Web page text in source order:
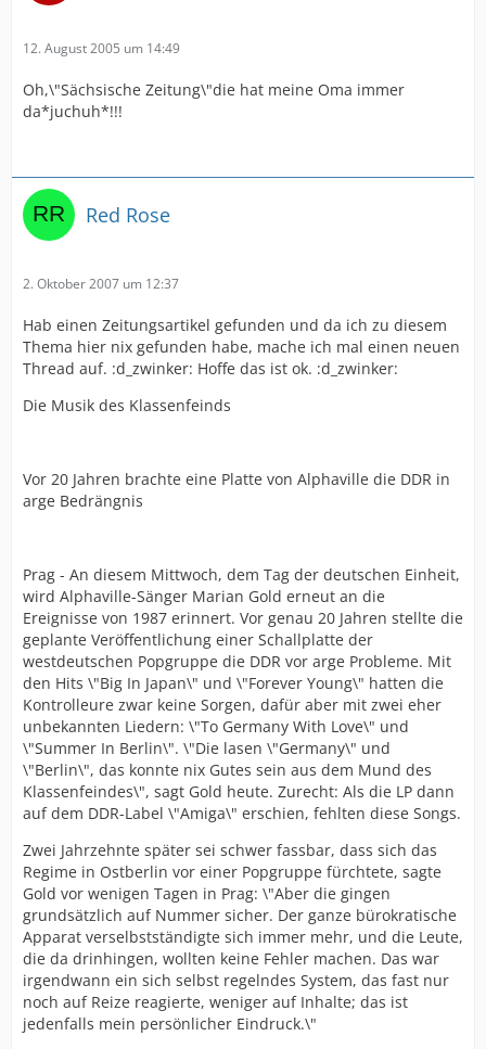
12. August 2005 um 14:49
Oh,\"Sächsische Zeitung\"die hat meine Oma immer
da*juchuh*!!!
Red Rose
2. Oktober 2007 um 12:37
Hab einen Zeitungsartikel gefunden und da ich zu diesem
Thema hier nix gefunden habe, mache ich mal einen neuen
Thread auf. :d_zwinker: Hoffe das ist ok. :d_zwinker:
Die Musik des Klassenfeinds
Vor 20 Jahren brachte eine Platte von Alphaville die DDR in
arge Bedrängnis
Prag - An diesem Mittwoch, dem Tag der deutschen Einheit,
wird Alphaville-Sänger Marian Gold erneut an die
Ereignisse von 1987 erinnert. Vor genau 20 Jahren stellte die
geplante Veröffentlichung einer Schallplatte der
westdeutschen Popgruppe die DDR vor arge Probleme. Mit
den Hits \"Big In Japan\" und \"Forever Young\" hatten die
Kontrolleure zwar keine Sorgen, dafür aber mit zwei eher
unbekannten Liedern: \"To Germany With Love\" und
\"Summer In Berlin\". \"Die lasen \"Germany\" und
\"Berlin\", das konnte nix Gutes sein aus dem Mund des
Klassenfeindes\", sagt Gold heute. Zurecht: Als die LP dann
auf dem DDR-Label \"Amiga\" erschien, fehlten diese Songs.
Zwei Jahrzehnte später sei schwer fassbar, dass sich das
Regime in Ostberlin vor einer Popgruppe fürchtete, sagte
Gold vor wenigen Tagen in Prag: \"Aber die gingen
grundsätzlich auf Nummer sicher. Der ganze bürokratische
Apparat verselbstständigte sich immer mehr, und die Leute,
die da drinhingen, wollten keine Fehler machen. Das war
irgendwann ein sich selbst regelndes System, das fast nur
noch auf Reize reagierte, weniger auf Inhalte; das ist
jedenfalls mein persönlicher Eindruck.\"